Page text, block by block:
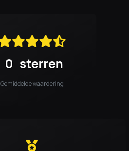
0 sterren
Gemiddelde waardering